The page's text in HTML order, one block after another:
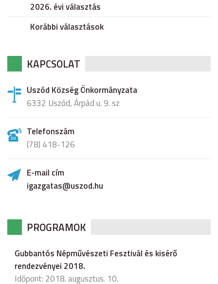
2026. évi választás
Korábbi választások
KAPCSOLAT
Uszód Község Önkormányzata
6332 Uszód, Árpád u. 9. sz
Telefonszám
(78) 418-126
E-mail cím
igazgatas@uszod.hu
PROGRAMOK
Gubbantós Népművészeti Fesztivál és kisérő
rendezvényei 2018.
Időpont: 2018. augusztus. 10.